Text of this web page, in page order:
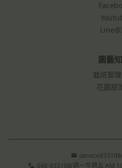
園藝
栽培管
花園部
048-833108(週一至週五 AM